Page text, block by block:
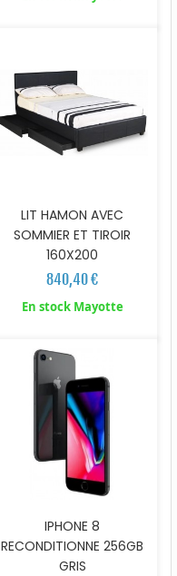
LIT HAMON AVEC
SOMMIER ET TIROIR
160X200
840,40 €
En stock Mayotte
IPHONE 8
RECONDITIONNE 256GB
GRIS